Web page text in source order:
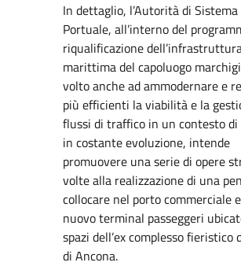
In dettaglio, l’Autorità di Sistema
Portuale, all’interno del
riqualificazione
marittima del capoluogo
volto anche ad ammodernare e
più efficienti la viabilità e la
flussi di traffico in un contesto
in costante evoluzione, intende
promuovere una serie di opere
volte alla realizzazione di una
collocare nel porto commerciale
nuovo terminal passeggeri
spazi dell’ex complesso fieristico
di Ancona.